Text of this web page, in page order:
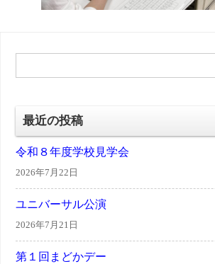
最近の投稿
令和８年度学校見学会
2026年7月22日
ユニバーサル公演
2026年7月21日
第１回まどかデー